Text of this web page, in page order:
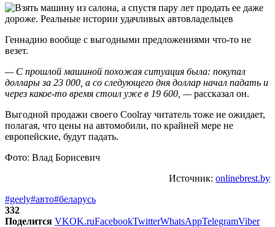
Геннадию вообще с выгодными предложениями что-то не
везет.
— С прошлой машиной похожая ситуация была: покупал
доллары за 23 000, а со следующего дня доллар начал падать и
через какое-то время стоил уже в 19 600, —рассказал он.
Выгодной продажи своего Coolray читатель тоже не ожидает,
полагая, что цены на автомобили, по крайней мере не
европейские, будут падать.
Фото: Влад Борисевич
Источник: onlinebrest.by
#geely#авто#беларусь
332
Поделится VKOK.ruFacebookTwitterWhatsAppTelegramViber